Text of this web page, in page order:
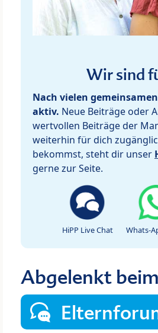
Wir sind
Nach vielen
aktiv. Neue Beiträge oder
wertvollen Beiträge der
weiterhin für dich
bekommst, steht dir unser
gerne zur Seite.
HiPP Live Chat Whats-
Abgelenkt